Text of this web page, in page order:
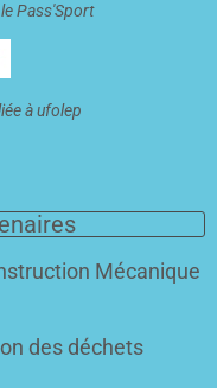
Pass'Sport
à ufolep
Mécanique
des déchets